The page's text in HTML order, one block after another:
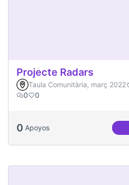
Projecte Radars
Taula Comunitària, març 2022
0
0
0 Apoyos